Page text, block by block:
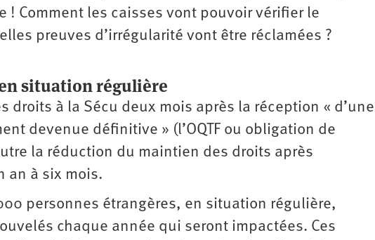
! Comment les caisses vont pouvoir vérifier le
preuves d’irrégularité vont être réclamées ?
situation régulière
droits à la Sécu deux mois après la réception « d’une
devenue définitive » (l’OQTF ou obligation de
la réduction du maintien des droits après
an à six mois.
personnes étrangères, en situation régulière,
chaque année qui seront impactées. Ces